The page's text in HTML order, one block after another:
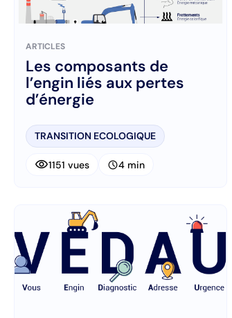
ARTICLES
Les composants de
l’engin liés aux pertes
d’énergie
TRANSITION ECOLOGIQUE
visibility1151 vues schedule4 min